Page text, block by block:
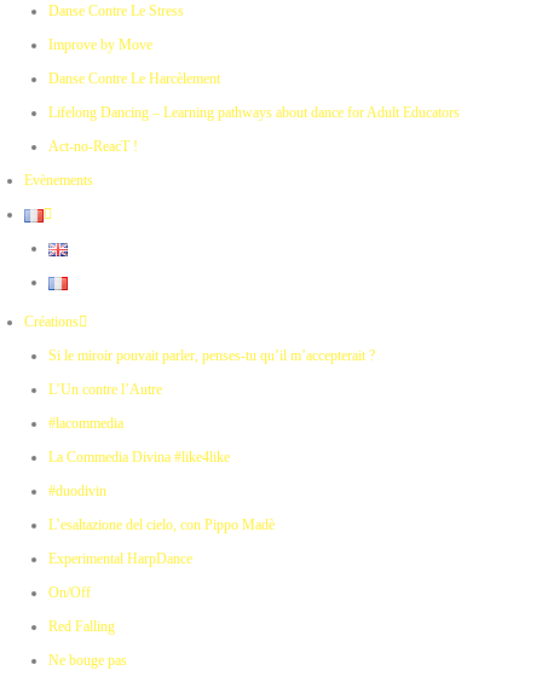
Danse Contre Le Stress
Improve by Move
Danse Contre Le Harcèlement
Lifelong Dancing – Learning pathways about dance for Adult Educators
Act-no-ReacT !
Evènements
Créations
Si le miroir pouvait parler, penses-tu qu’il m’accepterait ?
L’Un contre l’Autre
#lacommedia
La Commedia Divina #like4like
#duodivin
L’esaltazione del cielo, con Pippo Madè
Experimental HarpDance
On/Off
Red Falling
Ne bouge pas